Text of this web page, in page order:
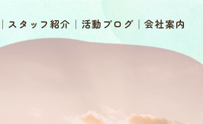
スタッフ紹介 活動ブログ 会社案内